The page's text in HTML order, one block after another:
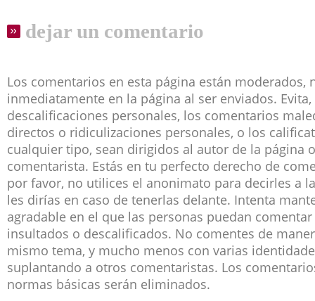
dejar un comentario
Los comentarios en esta página están moderados,
inmediatamente en la página al ser enviados.
descalificaciones personales, los comentarios
directos o ridiculizaciones personales, o los
cualquier tipo, sean dirigidos al autor de la página
comentarista. Estás en tu perfecto derecho de
por favor, no utilices el anonimato para decirles a
les dirías en caso de tenerlas delante. Intenta
agradable en el que las personas puedan
insultados o descalificados. No comentes de
mismo tema, y mucho menos con varias
suplantando a otros comentaristas. Los
normas básicas serán eliminados.